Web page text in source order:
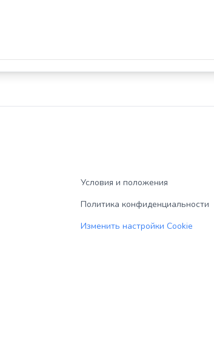
Условия и положения
Политика конфиденциальности
Изменить настройки Cookie